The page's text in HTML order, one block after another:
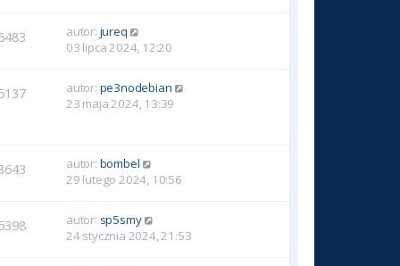
autor: jureq
03 lipca 2024, 12:20
autor: pe3nodebian
23 maja 2024, 13:39
autor: bombel
29 lutego 2024, 10:56
autor: sp5smy
24 stycznia 2024, 21:53